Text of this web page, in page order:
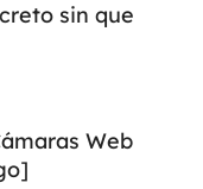
sin que
Web